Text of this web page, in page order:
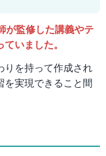
が監修した講義やテ
いました。
りを持って作成され
を実現できること間